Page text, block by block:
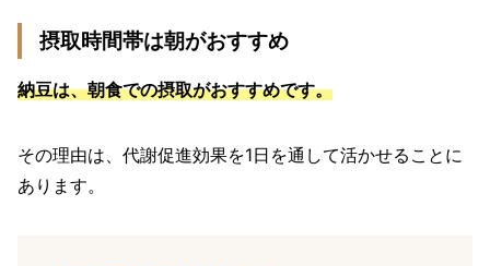
摂取時間帯は朝がおすすめ
納豆は、朝食での摂取がおすすめです。
その理由は、代謝促進効果を1日を通して活かせることに
あります。